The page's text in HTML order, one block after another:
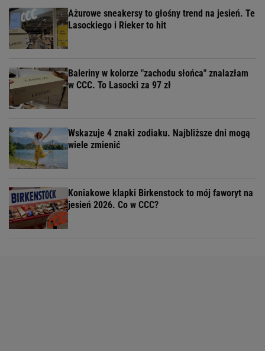
Ażurowe sneakersy to głośny trend na jesień. Te
Lasockiego i Rieker to hit
Baleriny w kolorze "zachodu słońca" znalazłam
w CCC. To Lasocki za 97 zł
Wskazuje 4 znaki zodiaku. Najbliższe dni mogą
wiele zmienić
Koniakowe klapki Birkenstock to mój faworyt na
jesień 2026. Co w CCC?